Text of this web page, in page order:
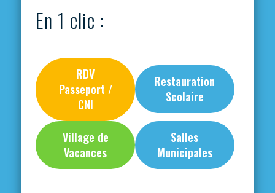
En 1 clic :
RDV
Passeport /
CNI
Restauration
Scolaire
Village de
Vacances
Salles
Municipales